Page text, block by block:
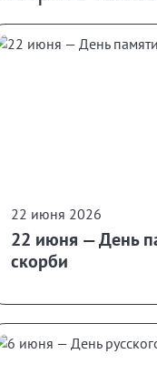
22 июня 2026
22 июня — День
скорби